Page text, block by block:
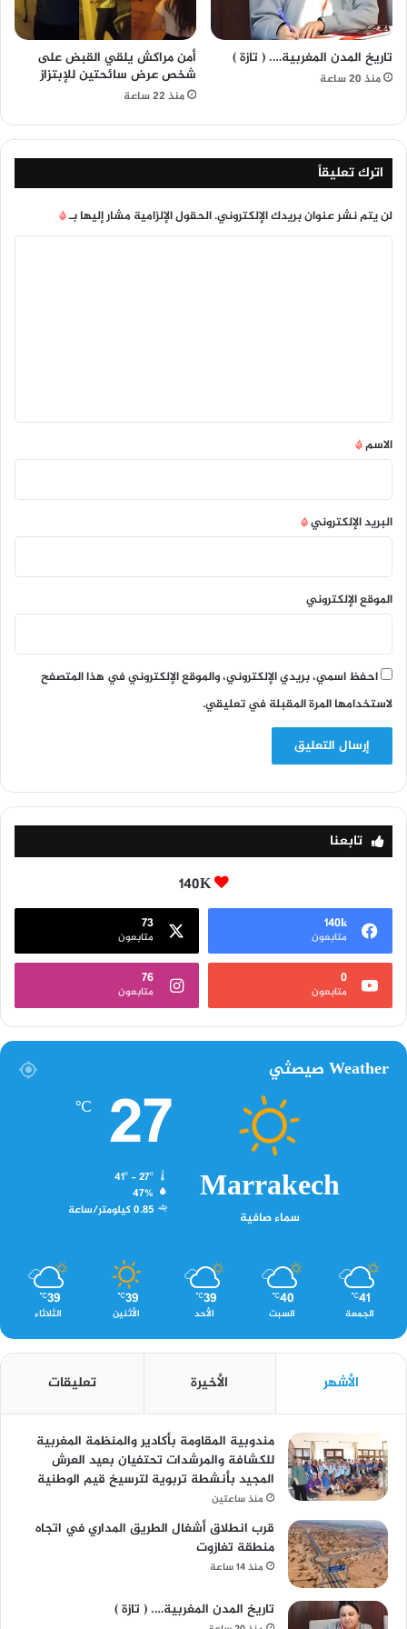
تاريخ المدن المغربية…. ( تازة )
منذ 20 ساعة
أمن مراكش يلقي القبض على
شخص عرض سائحتين للإبتزاز
منذ 22 ساعة
اترك تعليقاً
لن يتم نشر عنوان بريدك الإلكتروني.الحقول الإلزامية مشار إليها بـ*
*
الاسم*
البريد الإلكتروني*
الموقع الإلكتروني
احفظ اسمي، بريدي الإلكتروني، والموقع الإلكتروني في هذا المتصفح
لاستخدامها المرة المقبلة في تعليقي.
تابعنا
140K
140k
متابعون
73
متابعون
0
متابعون
76
متابعون
Weather صيصثي
Marrakech
سماء صافية
27
℃
41º - 27º
47%
0.85 كيلومتر/ساعة
41
℃
الجمعة
40
℃
السبت
39
℃
الأحد
39
℃
الأثنين
39
℃
الثلاثاء
الأشهر الأخيرة تعليقات
مندوبية المقاومة بأكادير والمنظمة المغربية
للكشافة والمرشدات تحتفيان بعيد العرش
المجيد بأنشطة تربوية لترسيخ قيم الوطنية
منذ ساعتين
قرب انطلاق أشغال الطريق المداري في اتجاه
منطقة تغازوت
منذ 14 ساعة
تاريخ المدن المغربية…. ( تازة )